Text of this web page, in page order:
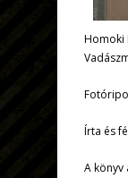
Homoki
Írta és
A könyv